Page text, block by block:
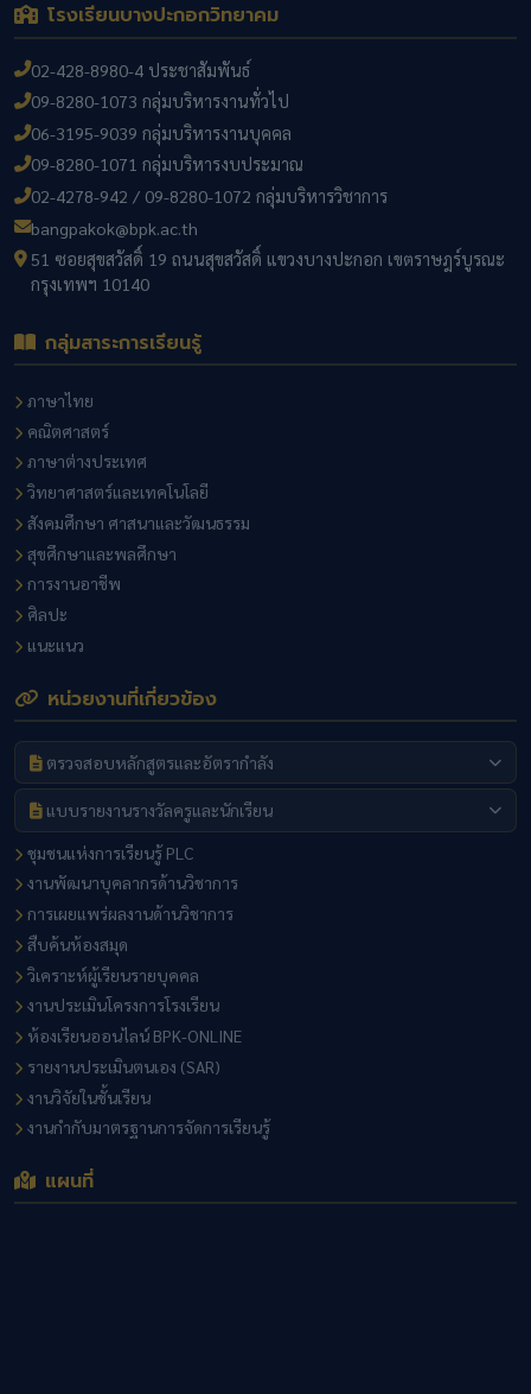
โรงเรียนบางปะกอกวิทยาคม
02-428-8980-4 ประชาสัมพันธ์
09-8280-1073 กลุ่มบริหารงานทั่วไป
06-3195-9039 กลุ่มบริหารงานบุคคล
09-8280-1071 กลุ่มบริหารงบประมาณ
02-4278-942 / 09-8280-1072 กลุ่มบริหารวิชาการ
bangpakok@bpk.ac.th
51 ซอยสุขสวัสดิ์ 19 ถนนสุขสวัสดิ์ แขวงบางปะกอก เขตราษฎร์บูรณะ
กรุงเทพฯ 10140
กลุ่มสาระการเรียนรู้
ภาษาไทย
คณิตศาสตร์
ภาษาต่างประเทศ
วิทยาศาสตร์และเทคโนโลยี
สังคมศึกษา ศาสนาและวัฒนธรรม
สุขศึกษาและพลศึกษา
การงานอาชีพ
ศิลปะ
แนะแนว
หน่วยงานที่เกี่ยวข้อง
ตรวจสอบหลักสูตรและอัตรากำลัง
แบบรายงานรางวัลครูและนักเรียน
ชุมชนแห่งการเรียนรู้ PLC
งานพัฒนาบุคลากรด้านวิชาการ
การเผยแพร่ผลงานด้านวิชาการ
สืบค้นห้องสมุด
วิเคราะห์ผู้เรียนรายบุคคล
งานประเมินโครงการโรงเรียน
ห้องเรียนออนไลน์ BPK-ONLINE
รายงานประเมินตนเอง (SAR)
งานวิจัยในชั้นเรียน
งานกำกับมาตรฐานการจัดการเรียนรู้
แผนที่